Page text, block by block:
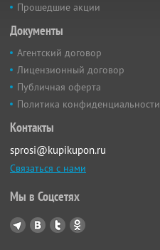
Прошедшие акции
Документы
Агентский договор
Лицензионный договор
Публичная оферта
Политика конфиденциальности
Контакты
sprosi@kupikupon.ru
Связаться с нами
Мы в Соцсетях